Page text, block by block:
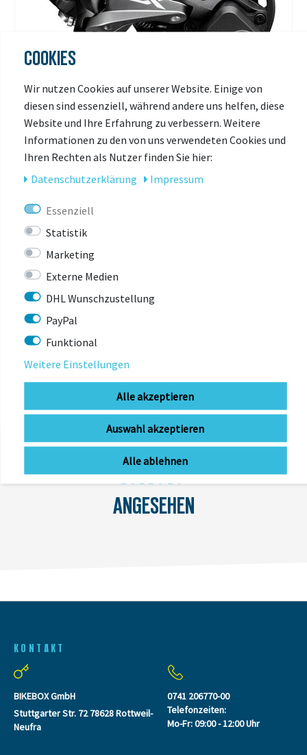
Shimano Schaltwerk SLX RD-M7000 SHADOW+
11-fach
zur Zeit nicht lieferbar
UVP 91,95 € 66,90 € *
ZULETZT
ANGESEHEN
KONTAKT
BIKEBOX GmbH
Stuttgarter Str. 72 78628 Rottweil-
Neufra
0741 206770-00
Telefonzeiten:
Mo-Fr: 09:00 - 12:00 Uhr
COOKIES
Wir nutzen Cookies auf unserer Website. Einige von
diesen sind essenziell, während andere uns helfen, diese
Website und Ihre Erfahrung zu verbessern. Weitere
Informationen zu den von uns verwendeten Cookies und
Ihren Rechten als Nutzer finden Sie hier:
Daten­schutz­erklärung
Impressum
Essenziell
Statistik
Marketing
Externe Medien
DHL Wunschzustellung
PayPal
Funktional
Weitere Einstellungen
Alle akzeptieren
Auswahl akzeptieren
Alle ablehnen